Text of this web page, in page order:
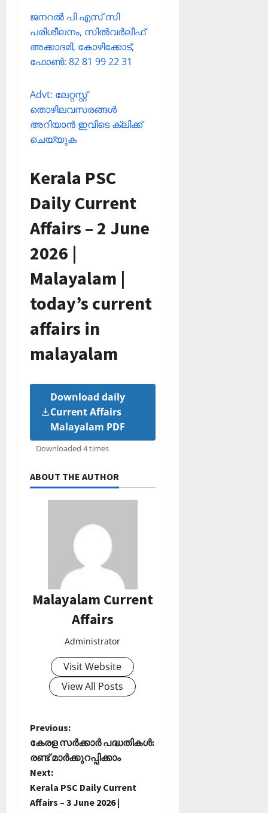
ജനറല്‍ പി എസ് സി
പരിശീലനം, സില്‍വര്‍ലീഫ്
അക്കാദമി, കോഴിക്കോട്,
ഫോണ്‍: 82 81 99 22 31
Advt: ലേറ്റസ്റ്റ്
തൊഴിലവസരങ്ങള്‍
അറിയാന്‍ ഇവിടെ ക്ലിക്ക്
ചെയ്യുക
Kerala PSC
Daily Current
Affairs – 2 June
2026 |
Malayalam |
today’s current
affairs in
malayalam
Download daily
Current Affairs
Malayalam PDF
Downloaded 4 times
ABOUT THE AUTHOR
Malayalam Current
Affairs
Administrator
Visit Website
View All Posts
P
o
s
t
Previous:
കേരള സര്‍ക്കാര്‍ പദ്ധതികള്‍:
രണ്ട് മാര്‍ക്കുറപ്പിക്കാം
Next:
Kerala PSC Daily Current
Affairs – 3 June 2026 |